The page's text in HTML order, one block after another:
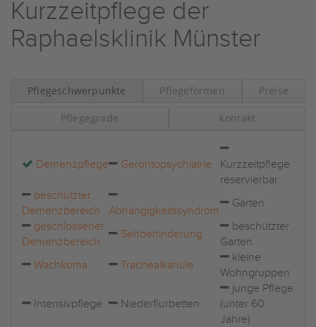
Kurzzeitpflege der
Raphaelsklinik Münster
Pflegeschwerpunkte Pflegeformen Preise
Pflegegrade Kontakt
Demenzpflege Gerontopsychiatrie
Kurzzeitpflege
reservierbar
beschützter
Demenzbereich
Abhängigkeitssyndrom
Garten
geschlossener
Demenzbereich
Sehbehinderung
beschützter
Garten
Wachkoma
Trachealkanüle
kleine
Wohngruppen
Intensivpflege Niederflurbetten
junge Pflege
(unter 60
Jahre)